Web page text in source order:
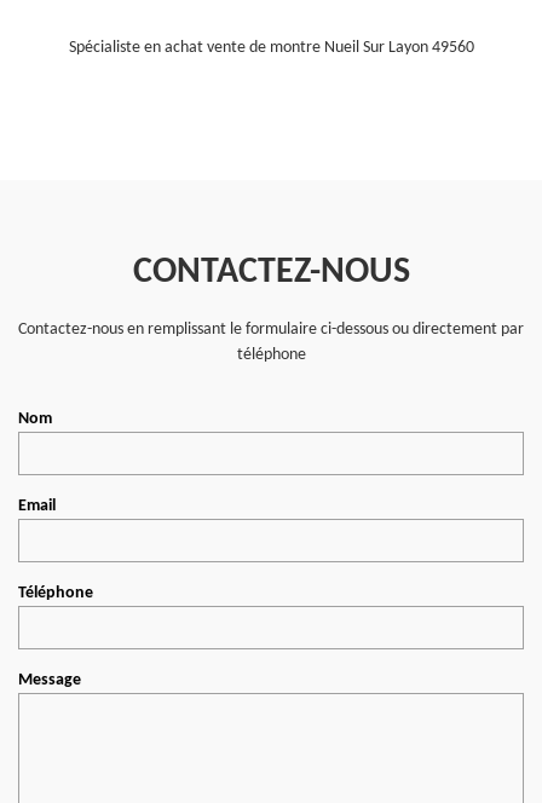
Spécialiste en achat vente de montre Nueil Sur Layon 49560
CONTACTEZ-NOUS
Contactez-nous en remplissant le formulaire ci-dessous ou directement par
téléphone
Nom
Email
Téléphone
Message